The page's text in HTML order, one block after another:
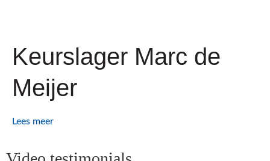
Keurslager Marc de
Meijer
Lees meer